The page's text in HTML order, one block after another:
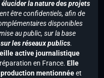
la nature des projets
être confidentiels, afin de
disponibles
au public, sur la base
les réseaux publics.
active journalistique
en France. Elle
production mentionnéeet